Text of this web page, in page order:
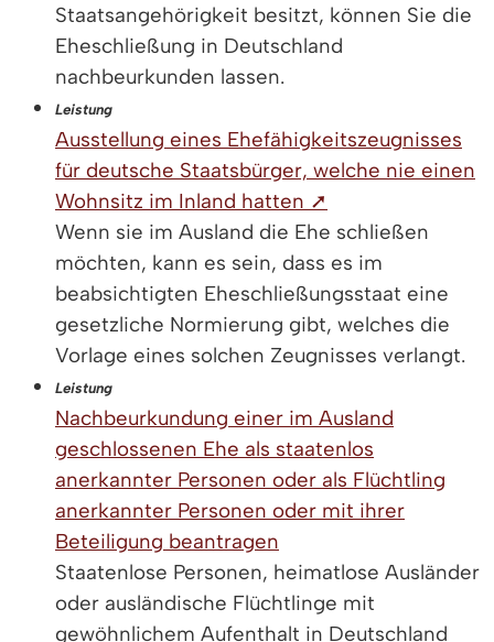
Staatsangehörigkeit besitzt, können Sie die
Eheschließung in Deutschland
nachbeurkunden lassen.
Leistung
Ausstellung eines Ehefähigkeitszeugnisses
für deutsche Staatsbürger, welche nie einen
Wohnsitz im Inland hatten ➚
Wenn sie im Ausland die Ehe schließen
möchten, kann es sein, dass es im
beabsichtigten Eheschließungsstaat eine
gesetzliche Normierung gibt, welches die
Vorlage eines solchen Zeugnisses verlangt.
Leistung
Nachbeurkundung einer im Ausland
geschlossenen Ehe als staatenlos
anerkannter Personen oder als Flüchtling
anerkannter Personen oder mit ihrer
Beteiligung beantragen
Staatenlose Personen, heimatlose Ausländer
oder ausländische Flüchtlinge mit
gewöhnlichem Aufenthalt in Deutschland